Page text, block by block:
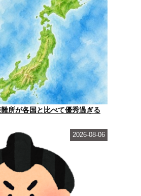
難所が各国と比べて優秀過ぎる
2026-08-06